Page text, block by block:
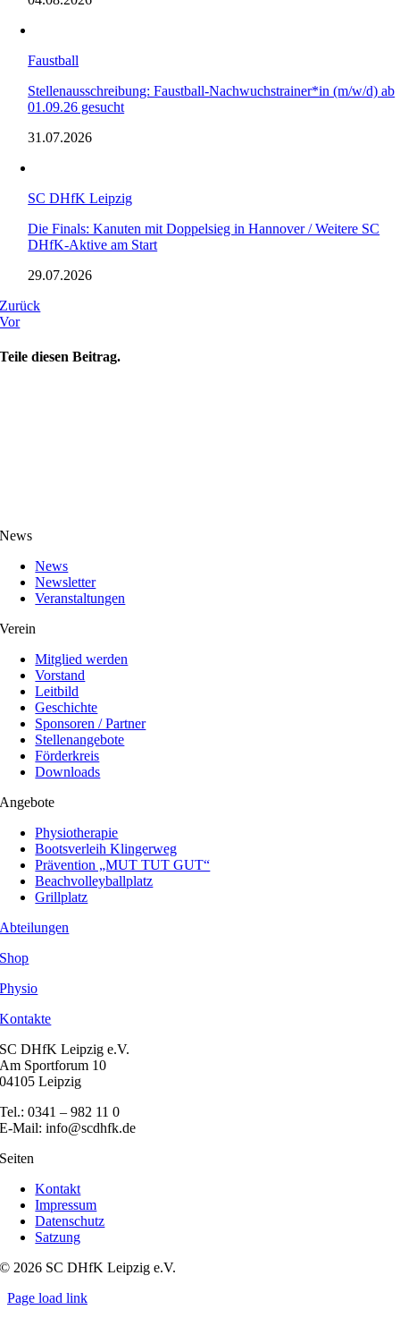
Faustball
Stellenausschreibung: Faustball-Nachwuchstrainer*in (m/w/d) ab
01.09.26 gesucht
31.07.2026
SC DHfK Leipzig
Die Finals: Kanuten mit Doppelsieg in Hannover / Weitere SC
DHfK-Aktive am Start
29.07.2026
Zurück
Vor
Teile diesen Beitrag.
News
News
Newsletter
Veranstaltungen
Verein
Mitglied werden
Vorstand
Leitbild
Geschichte
Sponsoren / Partner
Stellenangebote
Förderkreis
Downloads
Angebote
Physiotherapie
Bootsverleih Klingerweg
Prävention „MUT TUT GUT“
Beachvolleyballplatz
Grillplatz
Abteilungen
Shop
Physio
Kontakte
SC DHfK Leipzig e.V.
Am Sportforum 10
04105 Leipzig
Tel.: 0341 – 982 11 0
E-Mail: info@scdhfk.de
Seiten
Kontakt
Impressum
Datenschutz
Satzung
© 2026 SC DHfK Leipzig e.V.
Page load link